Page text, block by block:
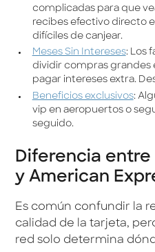
complicadas para que
recibes efectivo directo
difíciles de canjear.
Meses Sin Intereses: Los
dividir compras grandes
pagar intereses extra.
Beneficios exclusivos:
vip en aeropuertos o
seguido.
Diferencia entre
y American
Es común confundir la
calidad de la tarjeta,
red solo determina